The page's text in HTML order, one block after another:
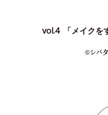
vol.4 「メイクを